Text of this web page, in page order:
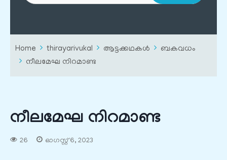
Home thirayarivukal ആട്ടക്കഥകൾ
ബകവധം
നീലമേഘ നിറമാണ്ട
നീലമേഘ നിറമാണ്ട
26 ഓഗസ്റ്റ്‌ 6, 2023